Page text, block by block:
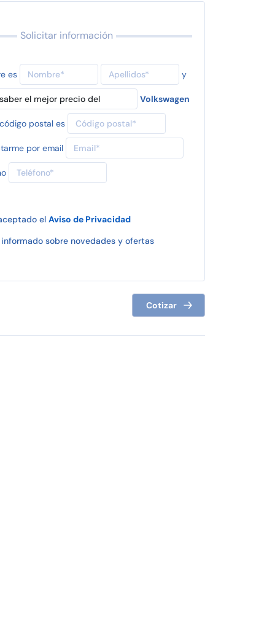
Solicitar información
es y
Volkswagen
postal es
por email
el Aviso de Privacidad
sobre novedades y ofertas
Cotizar